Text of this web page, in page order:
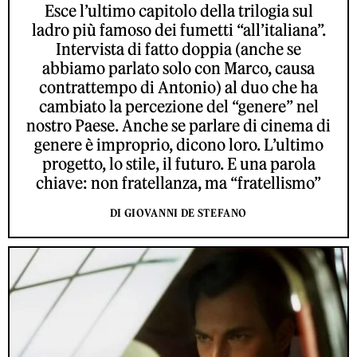
Esce l’ultimo capitolo della trilogia sul
ladro più famoso dei fumetti “all’italiana”.
Intervista di fatto doppia (anche se
abbiamo parlato solo con Marco, causa
contrattempo di Antonio) al duo che ha
cambiato la percezione del “genere” nel
nostro Paese. Anche se parlare di cinema di
genere è improprio, dicono loro. L’ultimo
progetto, lo stile, il futuro. E una parola
chiave: non fratellanza, ma “fratellismo”
DI GIOVANNI DE STEFANO